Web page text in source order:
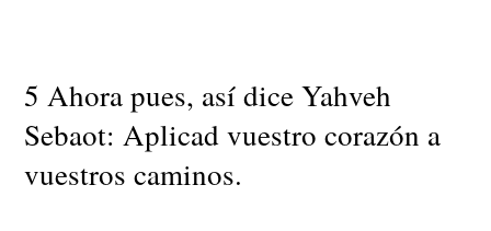
5 Ahora pues, así dice Yahveh
Sebaot: Aplicad vuestro corazón a
vuestros caminos.